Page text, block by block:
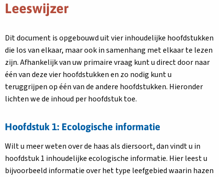
Leeswijzer
Dit document is opgebouwd uit vier inhoudelijke hoofdstukken
die los van elkaar, maar ook in samenhang met elkaar te lezen
zijn. Afhankelijk van uw primaire vraag kunt u direct door naar
één van deze vier hoofdstukken en zo nodig kunt u
teruggrijpen op één van de andere hoofdstukken. Hieronder
lichten we de inhoud per hoofdstuk toe.
Hoofdstuk 1: Ecologische informatie
Wilt u meer weten over de haas als diersoort, dan vindt u in
hoofdstuk 1 inhoudelijke ecologische informatie. Hier leest u
bijvoorbeeld informatie over het type leefgebied waarin hazen